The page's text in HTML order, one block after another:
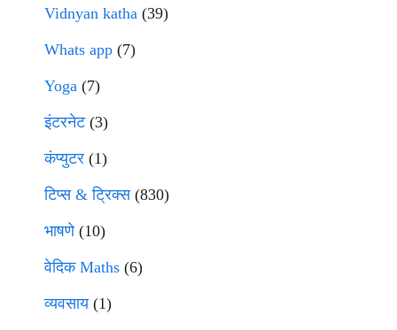
Vidnyan katha (39)
Whats app (7)
Yoga (7)
इंटरनेट(3)
कंप्युटर (1)
टिप्स & ट्रिक्स(830)
भाषणे(10)
वेदिक Maths (6)
व्यवसाय(1)